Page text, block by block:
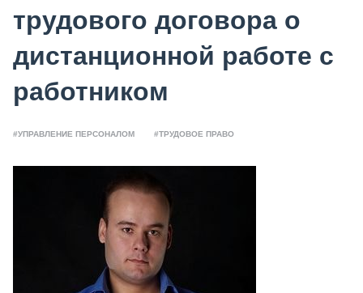
трудового договора о
дистанционной работе с
работником
#УПРАВЛЕНИЕ ПЕРСОНАЛОМ #ТРУДОВОЕ ПРАВО